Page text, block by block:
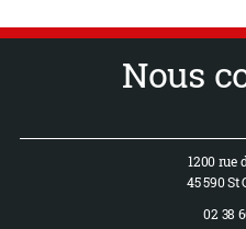
Nous
1200 rue
45 590 St
02 38